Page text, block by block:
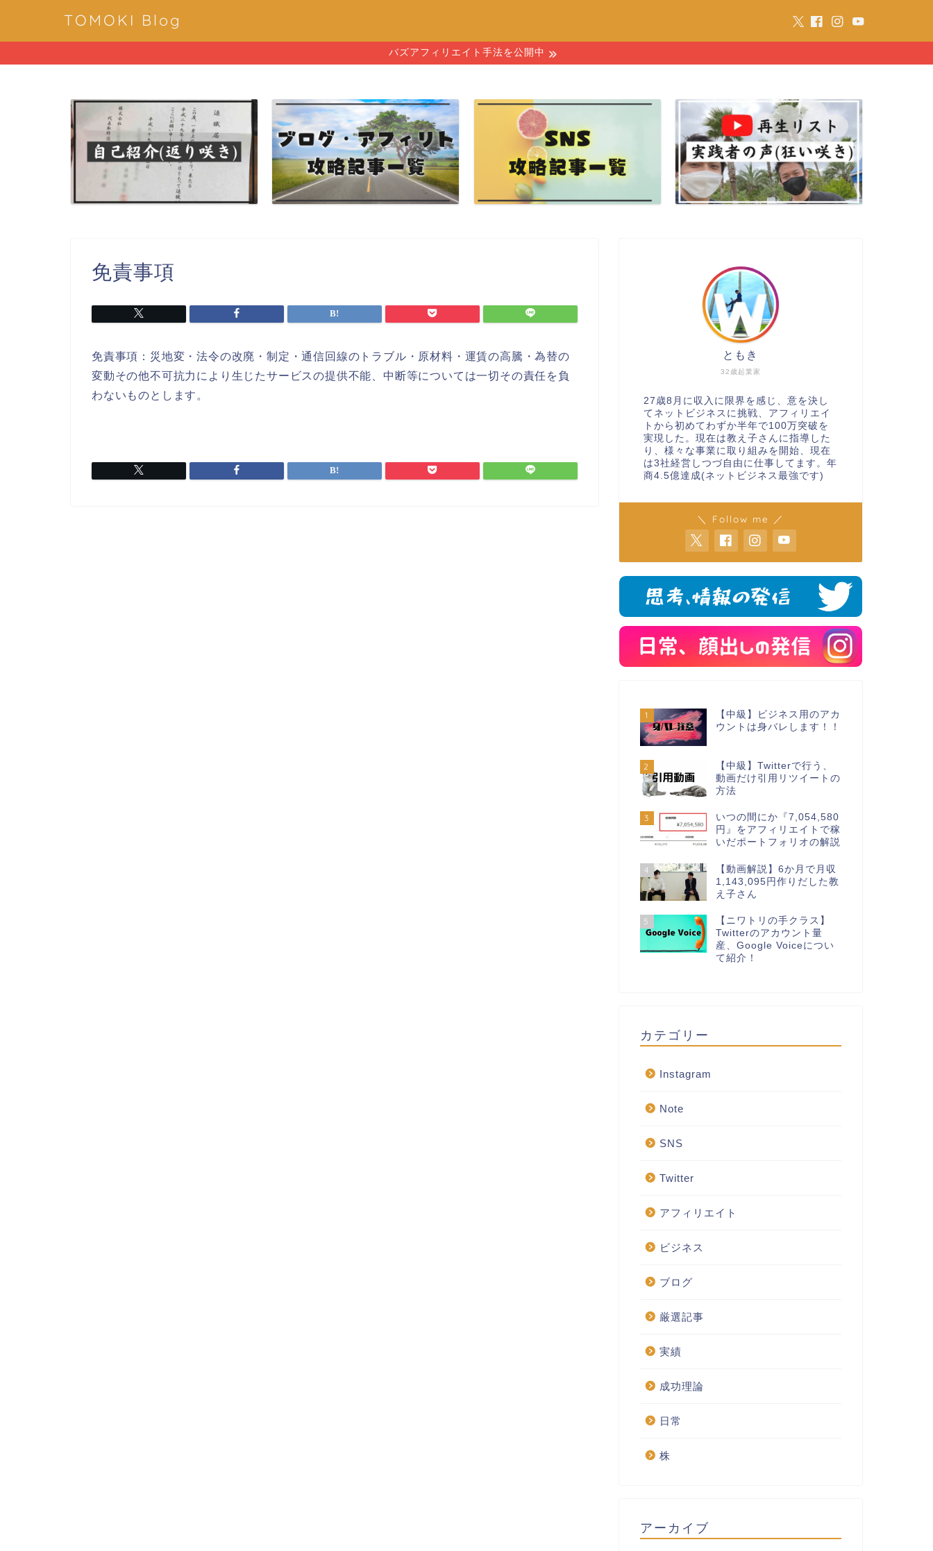
TOMOKI Blog
バズアフィリエイト手法を公開中
免責事項
免責事項： 災地変・法令の改廃・制定・通信回線のトラブル・原材料・運賃の高騰・為替の
変動その他不可抗力により生じたサービスの提供不能、中断等については一切その責任を負
わないものとします。
32歳起業家
ともき
27歳8月に収入に限界を感じ、意を決し
てネットビジネスに挑戦、アフィリエイ
トから初めてわずか半年で100万突破を
実現した。現在は教え子さんに指導した
り、様々な事業に取り組みを開始、現在
は3社経営しつづ自由に仕事してます。年
商4.5億達成(ネットビジネス最強です)
＼ Follow me ／
1
【中級】ビジネス用のアカ
ウントは身バレします！！
2
【中級】Twitterで行う、
動画だけ引用リツイートの
方法
3
いつの間にか『7,054,580
円』をアフィリエイトで稼
いだポートフォリオの解説
4
【動画解説】6か月で月収
1,143,095円作りだした教
え子さん
5
【ニワトリの手クラス】
Twitterのアカウント量
産、Google Voiceについ
て紹介！
カテゴリー
Instagram
Note
SNS
Twitter
アフィリエイト
ビジネス
ブログ
厳選記事
実績
成功理論
日常
株
アーカイブ